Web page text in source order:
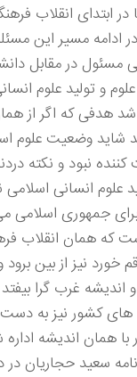
ابتدای انقلاب
مسیر این
مسئول در مقابل
و تولید علوم
هدفی که اگر از
شاید وضعیت علوم
کننده نبود و نکته
علوم انسانی
جمهوری اسلامی
که همان انقلاب
خورد نیز از بین برود
غرب گرا
های کشور نیز به
با همان اندیشه